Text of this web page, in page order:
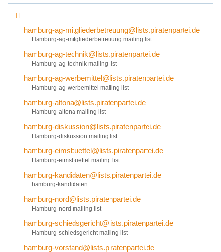
H
hamburg-ag-mitgliederbetreuung@lists.piratenpartei.de
Hamburg-ag-mitgliederbetreuung mailing list
hamburg-ag-technik@lists.piratenpartei.de
Hamburg-ag-technik mailing list
hamburg-ag-werbemittel@lists.piratenpartei.de
Hamburg-ag-werbemittel mailing list
hamburg-altona@lists.piratenpartei.de
Hamburg-altona mailing list
hamburg-diskussion@lists.piratenpartei.de
Hamburg-diskussion mailing list
hamburg-eimsbuettel@lists.piratenpartei.de
Hamburg-eimsbuettel mailing list
hamburg-kandidaten@lists.piratenpartei.de
hamburg-kandidaten
hamburg-nord@lists.piratenpartei.de
Hamburg-nord mailing list
hamburg-schiedsgericht@lists.piratenpartei.de
Hamburg-schiedsgericht mailing list
hamburg-vorstand@lists.piratenpartei.de